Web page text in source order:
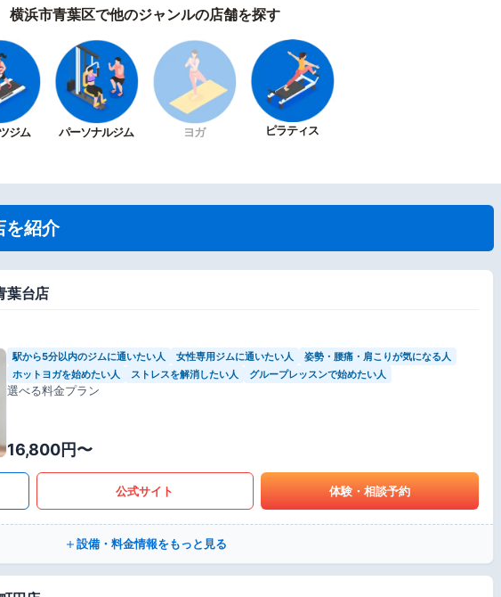
横浜市青葉区で他のジャンルの店舗を探す
ジム パーソナルジム ヨガ ピラティス
を紹介
葉台店
駅から5分以内のジムに通いたい人 女性専用ジムに通いたい人
姿勢・腰痛・肩こりが気になる人
ホットヨガを始めたい人
ストレスを解消したい人 グループレッスンで始めたい人
選べる料金プラン
16,800円〜
公式サイト 体験・相談予約
設備・料金情報をもっと見る